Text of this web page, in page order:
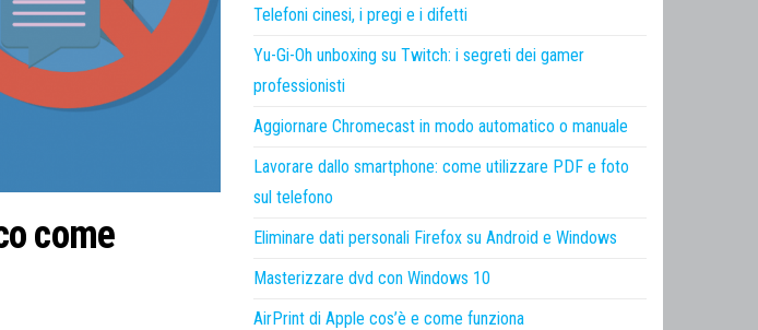
come
Telefoni cinesi, i pregi e i difetti
Yu-Gi-Oh unboxing su Twitch: i segreti dei gamer
professionisti
Aggiornare Chromecast in modo automatico o manuale
Lavorare dallo smartphone: come utilizzare PDF e foto
sul telefono
Eliminare dati personali Firefox su Android e Windows
Masterizzare dvd con Windows 10
AirPrint di Apple cos’è e come funziona